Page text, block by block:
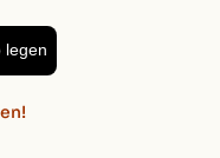
legen